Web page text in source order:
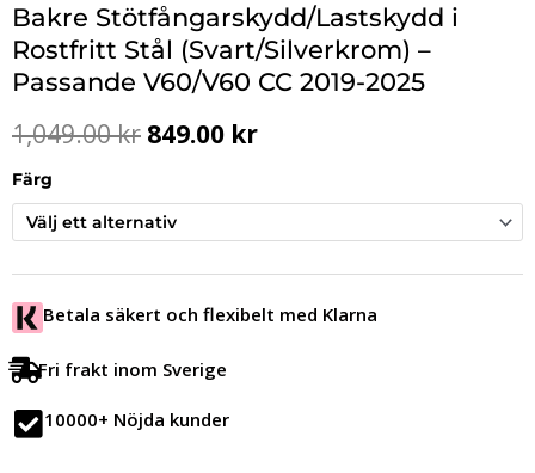
Bakre Stötfångarskydd/Lastskydd i
Rostfritt Stål (Svart/Silverkrom) –
Passande V60/V60 CC 2019-2025
1,049.00kr Det
var:
1,049.00 kr.
849.00 krDet
är:
Färg
Betala säkert och flexibelt med Klarna
Fri frakt inom Sverige
10000+ Nöjda kunder